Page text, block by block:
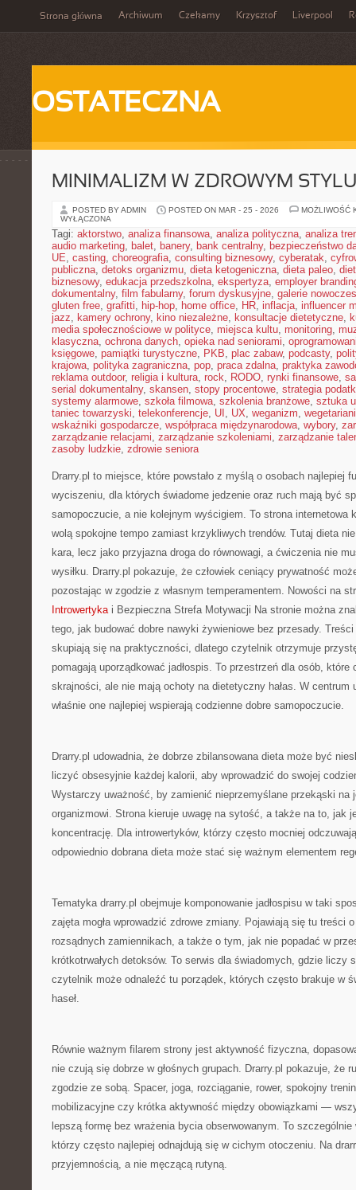
Strona główna Archiwum Czekamy Krzysztof Liverpool
OSTATECZNA
MINIMALIZM W ZDROWYM
POSTED BY ADMIN POSTED ON MAR - 25 - 2026
MOŻLIWOŚĆ
WYŁĄCZONA
Tagi: aktorstwo, analiza finansowa, analiza polityczna, analiza
audio marketing, balet, banery, bank centralny, bezpieczeństwo
UE, casting, choreografia, consulting biznesowy, cyberatak,
publiczna, detoks organizmu, dieta ketogeniczna, dieta paleo,
biznesowy, edukacja przedszkolna, ekspertyza, employer
dokumentalny, film fabularny, forum dyskusyjne, galerie
gluten free, grafitti, hip-hop, home office, HR, inflacja, influencer
jazz, kamery ochrony, kino niezależne, konsultacje dietetyczne,
media społecznościowe w polityce, miejsca kultu, monitoring,
klasyczna, ochrona danych, opieka nad seniorami,
księgowe, pamiątki turystyczne, PKB, plac zabaw, podcasty,
krajowa, polityka zagraniczna, pop, praca zdalna, praktyka
reklama outdoor, religia i kultura, rock, RODO, rynki finansowe,
serial dokumentalny, skansen, stopy procentowe, strategia
systemy alarmowe, szkoła filmowa, szkolenia branżowe, sztuka
taniec towarzyski, telekonferencje, UI , UX, weganizm,
wskaźniki gospodarcze, współpraca międzynarodowa, wybory,
zarządzanie relacjami, zarządzanie szkoleniami, zarządzanie
zasoby ludzkie, zdrowie seniora
Drarry.pl to miejsce, które powstało z myślą o osobach najlepiej
wyciszeniu, dla których świadome jedzenie oraz ruch mają być
samopoczucie, a nie kolejnym wyścigiem. To strona internetowa
wolą spokojne tempo zamiast krzykliwych trendów. Tutaj dieta
kara, lecz jako przyjazna droga do równowagi, a ćwiczenia nie
wysiłku. Drarry.pl pokazuje, że człowiek ceniący prywatność
pozostając w zgodzie z własnym temperamentem. Nowości na
Introwertykai Bezpieczna Strefa Motywacji Na stronie można
tego, jak budować dobre nawyki żywieniowe bez przesady.
skupiają się na praktyczności, dlatego czytelnik otrzymuje
pomagają uporządkować jadłospis. To przestrzeń dla osób,
skrajności, ale nie mają ochoty na dietetyczny hałas. W centrum
właśnie one najlepiej wspierają codzienne dobre samopoczucie.
Drarry.pl udowadnia, że dobrze zbilansowana dieta może być
liczyć obsesyjnie każdej kalorii, aby wprowadzić do swojej
Wystarczy uważność, by zamienić nieprzemyślane przekąski na
organizmowi. Strona kieruje uwagę na sytość, a także na to, jak
koncentrację. Dla introwertyków, którzy często mocniej
odpowiednio dobrana dieta może stać się ważnym elementem
Tematyka drarry.pl obejmuje komponowanie jadłospisu w taki
zajęta mogła wprowadzić zdrowe zmiany. Pojawiają się tu treści
rozsądnych zamiennikach, a także o tym, jak nie popadać w
krótkotrwałych detoksów. To serwis dla świadomych, gdzie liczy
czytelnik może odnaleźć tu porządek, których często brakuje w
haseł.
Równie ważnym filarem strony jest aktywność fizyczna,
nie czują się dobrze w głośnych grupach. Drarry.pl pokazuje, że
zgodzie ze sobą. Spacer, joga, rozciąganie, rower, spokojny
mobilizacyjne czy krótka aktywność między obowiązkami —
lepszą formę bez wrażenia bycia obserwowanym. To
którzy często najlepiej odnajdują się w cichym otoczeniu. Na
przyjemnością, a nie męczącą rutyną.